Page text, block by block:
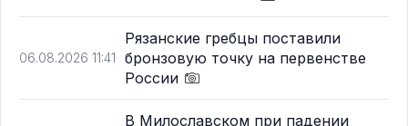
06.08.2026 11:41
Рязанские гребцы поставили
бронзовую точку на первенстве
России
В Милославском при падении